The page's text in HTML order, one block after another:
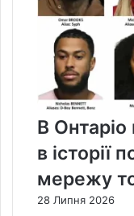
В
в історії
мережу
28 Липня 2026